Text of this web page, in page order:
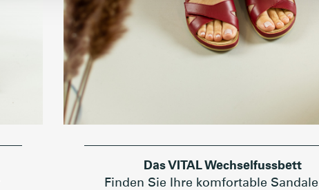
Das VITAL Wechselfussbett
Finden Sie Ihre komfortable